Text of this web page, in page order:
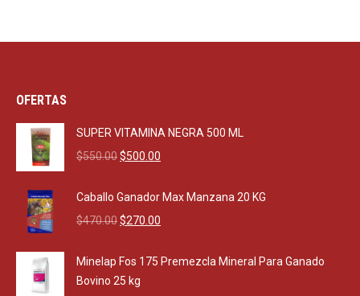
OFERTAS
SUPER VITAMINA NEGRA 500 ML
$550.00Original
was:
$550.00.
$500.00
is:
Caballo Ganador Max Manzana 20 KG
$470.00Original
was:
$470.00.
$270.00
is:
Minelap Fos 175 Premezcla Mineral Para Ganado
Bovino 25 kg